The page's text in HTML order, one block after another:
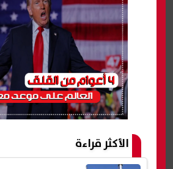
الأكثر قراءة